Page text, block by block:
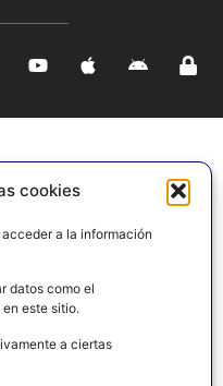
cookies
a la información
datos como el
este sitio.
a ciertas